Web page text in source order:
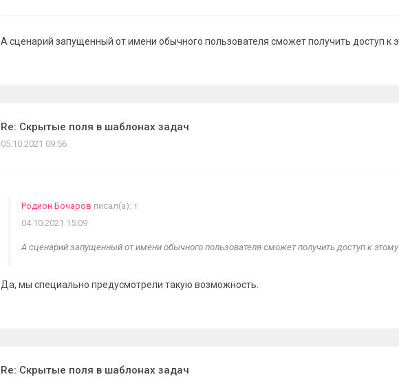
А сценарий запущенный от имени обычного пользователя сможет получить доступ к
Re: Скрытые поля в шаблонах задач
05.10.2021 09:56
Родион Бочаров писал(а): ↑
04.10.2021 15:09
А сценарий запущенный от имени обычного пользователя сможет получить доступ к
Да, мы специально предусмотрели такую возможность.
Re: Скрытые поля в шаблонах задач